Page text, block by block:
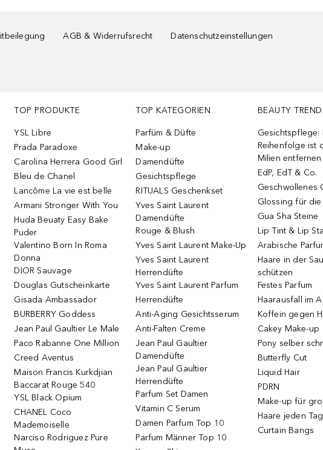
AGB & Widerrufsrecht Datenschutzeinstellungen
TOP PRODUKTE
YSL Libre
Prada Paradoxe
Carolina Herrera Good Girl
Bleu de Chanel
Lancôme La vie est belle
Armani Stronger With You
Huda Beuaty Easy Bake
Puder
Valentino Born In Roma
Donna
DIOR Sauvage
Douglas Gutscheinkarte
Gisada Ambassador
BURBERRY Goddess
Jean Paul Gaultier Le Male
Paco Rabanne One Million
Creed Aventus
Maison Francis Kurkdjian
Baccarat Rouge 540
YSL Black Opium
CHANEL Coco
Mademoiselle
Narciso Rodriguez Pure
TOP KATEGORIEN
Parfüm & Düfte
Make-up
Damendüfte
Gesichtspflege
RITUALS Geschenkset
Yves Saint Laurent
Damendüfte
Rouge & Blush
Yves Saint Laurent Make-Up
Yves Saint Laurent
Herrendüfte
Yves Saint Laurent Parfum
Herrendüfte
Anti-Aging Gesichtsserum
Anti-Falten Creme
Jean Paul Gaultier
Damendüfte
Jean Paul Gaultier
Herrendüfte
Parfum Set Damen
Vitamin C Serum
Damen Parfum Top 10
Parfum Männer Top 10
BEAUTY
Gesichtspflege:
Reihenfolge ist
Milien entfernen
EdP, EdT & Co.
Geschwollenes
Glossing für die
Gua Sha Steine
Lip Tint & Lip
Arabische
Haare in der
schützen
Festes Parfum
Haarausfall im
Koffein gegen
Cakey Make-up
Pony selber
Butterfly Cut
Liquid Hair
PDRN
Make-up für
Haare jeden
Curtain Bangs